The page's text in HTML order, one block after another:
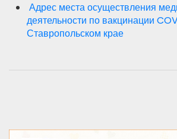
Адрес места осуществления
деятельности по вакцинации
Ставропольском крае